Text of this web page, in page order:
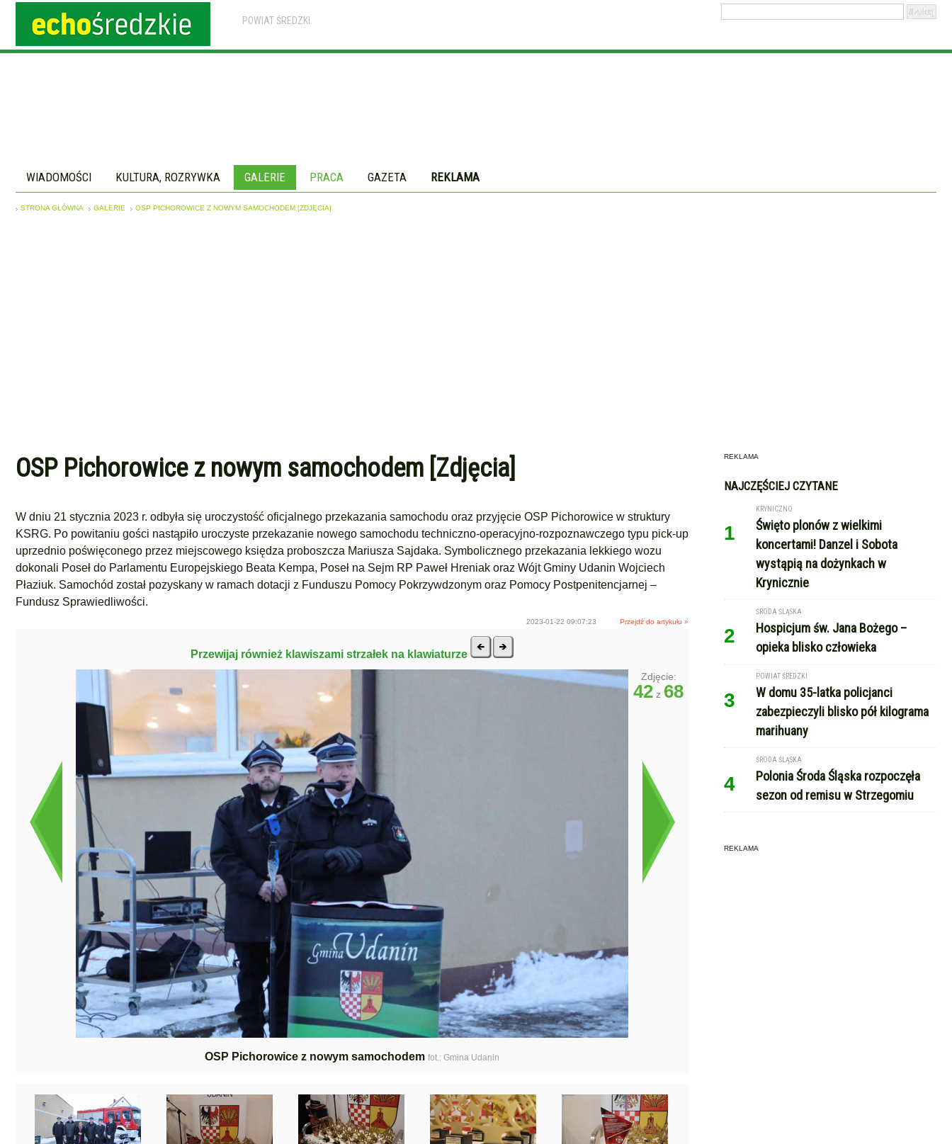
POWIAT ŚREDZKI
WIADOMOŚCI KULTURA, ROZRYWKA GALERIE PRACA GAZETA REKLAMA
STRONA GŁÓWNA GALERIE OSP PICHOROWICE Z NOWYM SAMOCHODEM [ZDJĘCIA]
OSP Pichorowice z nowym samochodem [Zdjęcia]
W dniu 21 stycznia 2023 r. odbyła się uroczystość oficjalnego przekazania samochodu oraz przyjęcie OSP Pichorowice w struktury
KSRG. Po powitaniu gości nastąpiło uroczyste przekazanie nowego samochodu techniczno-operacyjno-rozpoznawczego typu pick-up
uprzednio poświęconego przez miejscowego księdza proboszcza Mariusza Sajdaka. Symbolicznego przekazania lekkiego wozu
dokonali Poseł do Parlamentu Europejskiego Beata Kempa, Poseł na Sejm RP Paweł Hreniak oraz Wójt Gminy Udanin Wojciech
Płaziuk. Samochód został pozyskany w ramach dotacji z Funduszu Pomocy Pokrzywdzonym oraz Pomocy Postpenitencjarnej –
Fundusz Sprawiedliwości.
2023-01-22 09:07:23 Przejdź do artykułu »
Przewijaj również klawiszami strzałek na klawiaturze
OSP Pichorowice z nowym samochodem fot.: Gmina Udanin
Zdjęcie:
42 z 68
REKLAMA
NAJCZĘŚCIEJ CZYTANE
1
KRYNICZNO
Święto plonów z wielkimi
koncertami! Danzel i Sobota
wystąpią na dożynkach w
Krynicznie
2
ŚRODA ŚLĄSKA
Hospicjum św. Jana Bożego –
opieka blisko człowieka
3
POWIAT ŚREDZKI
W domu 35-latka policjanci
zabezpieczyli blisko pół kilograma
marihuany
4
ŚRODA ŚLĄSKA
Polonia Środa Śląska rozpoczęła
sezon od remisu w Strzegomiu
REKLAMA